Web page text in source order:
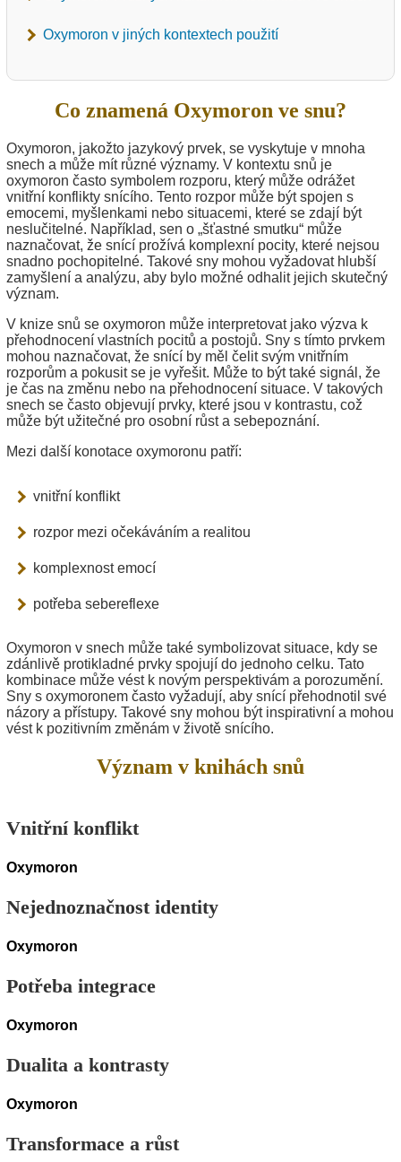
Oxymoron v jiných kontextech použití
Co znamená Oxymoron ve snu?
Oxymoron, jakožto jazykový prvek, se vyskytuje v mnoha
snech a může mít různé významy. V kontextu snů je
oxymoron často symbolem rozporu, který může odrážet
vnitřní konflikty snícího. Tento rozpor může být spojen s
emocemi, myšlenkami nebo situacemi, které se zdají být
neslučitelné. Například, sen o „šťastné smutku“ může
naznačovat, že snící prožívá komplexní pocity, které nejsou
snadno pochopitelné. Takové sny mohou vyžadovat hlubší
zamyšlení a analýzu, aby bylo možné odhalit jejich skutečný
význam.
V knize snů se oxymoron může interpretovat jako výzva k
přehodnocení vlastních pocitů a postojů. Sny s tímto prvkem
mohou naznačovat, že snící by měl čelit svým vnitřním
rozporům a pokusit se je vyřešit. Může to být také signál, že
je čas na změnu nebo na přehodnocení situace. V takových
snech se často objevují prvky, které jsou v kontrastu, což
může být užitečné pro osobní růst a sebepoznání.
Mezi další konotace oxymoronu patří:
vnitřní konflikt
rozpor mezi očekáváním a realitou
komplexnost emocí
potřeba sebereflexe
Oxymoron v snech může také symbolizovat situace, kdy se
zdánlivě protikladné prvky spojují do jednoho celku. Tato
kombinace může vést k novým perspektivám a porozumění.
Sny s oxymoronem často vyžadují, aby snící přehodnotil své
názory a přístupy. Takové sny mohou být inspirativní a mohou
vést k pozitivním změnám v životě snícího.
Význam v knihách snů
Vnitřní konflikt
Oxymoron
Nejednoznačnost identity
Oxymoron
Potřeba integrace
Oxymoron
Dualita a kontrasty
Oxymoron
Transformace a růst